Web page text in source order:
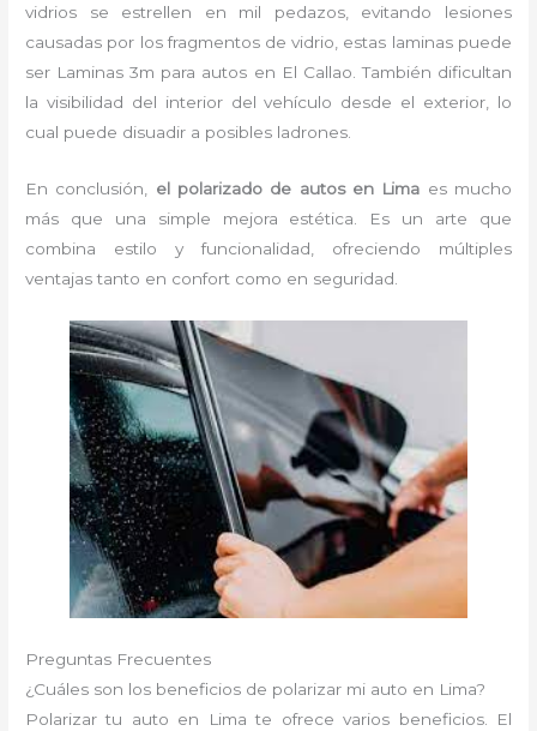
vidrios se estrellen en mil pedazos, evitando lesiones
causadas por los fragmentos de vidrio, estas laminas puede
ser Laminas 3m para autos en El Callao. También dificultan
la visibilidad del interior del vehículo desde el exterior, lo
cual puede disuadir a posibles ladrones.
En conclusión, el polarizado de autos en Lima es mucho
más que una simple mejora estética. Es un arte que
combina estilo y funcionalidad, ofreciendo múltiples
ventajas tanto en confort como en seguridad.
Preguntas Frecuentes
¿Cuáles son los beneficios de polarizar mi auto en Lima?
Polarizar tu auto en Lima te ofrece varios beneficios. El